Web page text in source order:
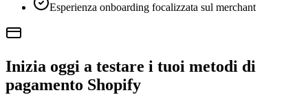
Esperienza onboarding focalizzata sul merchant
Inizia oggi a testare i tuoi metodi di
pagamento Shopify